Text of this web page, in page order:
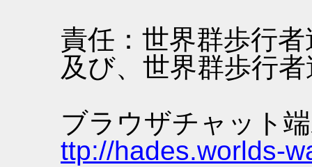
責任：世界群歩行
及び、世界群歩行
ブラウザチャット
ttp://hades.worlds-